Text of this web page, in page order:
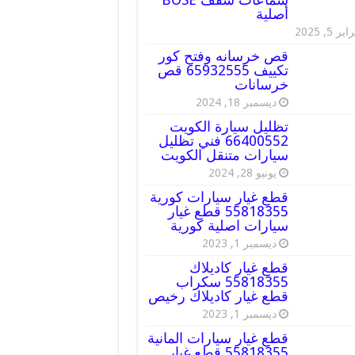
أصلية
5, 2025
قص خرسانه وفتح كور
تكييف 65932555 قص
خرسانات
ديسمبر 18, 2024
تظليل سيارة الكويت
66400552 فني تظليل
سيارات متنقل الكويت
يونيو 28, 2024
قطع غيار سيارات كورية
55818355 قطع غيار
سيارات اصلية كورية
ديسمبر 1, 2023
قطع غيار كاديلاك
55818355 سكراب
قطع غيار كاديلاك رخيص
ديسمبر 1, 2023
قطع غيار سيارات المانية